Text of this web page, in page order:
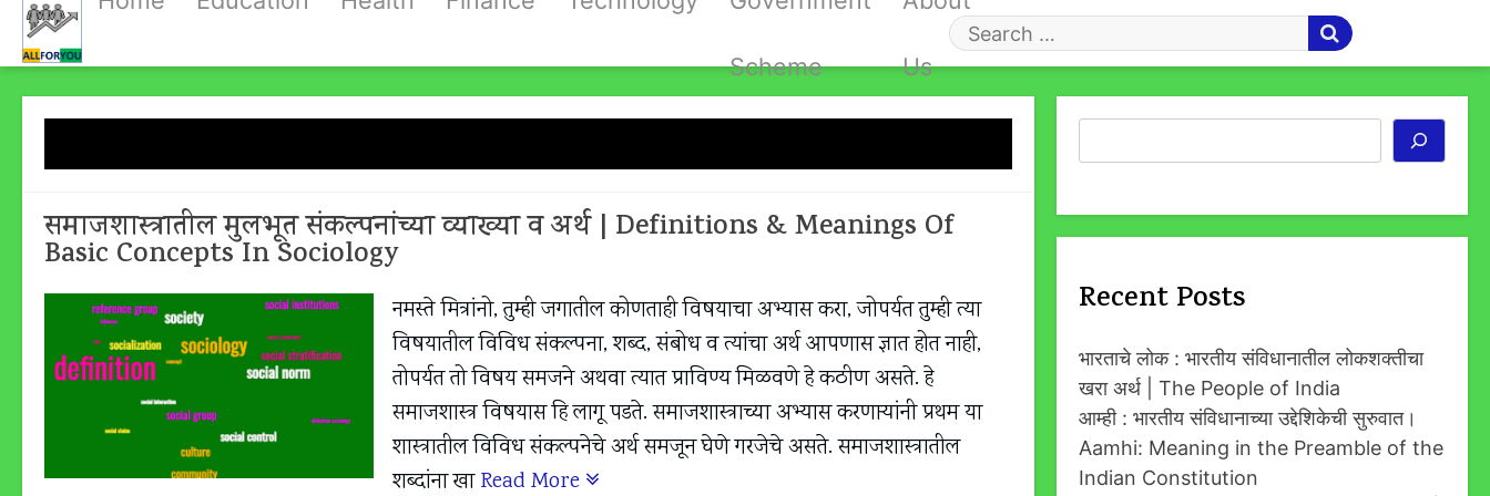
Skip
content
Scheme Us
Search
समाजशास्त्रातील मुलभूत संकल्पनांच्या व्याख्या व अर्थ | Definitions & Meanings Of
Basic Concepts In Sociology
नमस्ते मित्रांनो, तुम्ही जगातील कोणताही विषयाचा अभ्यास करा, जोपर्यत तुम्ही त्या
विषयातील विविध संकल्पना, शब्द, संबोध व त्यांचा अर्थ आपणास ज्ञात होत नाही,
तोपर्यत तो विषय समजने अथवा त्यात प्राविण्य मिळवणे हे कठीण असते. हे
समाजशास्त्र विषयास हि लागू पडते. समाजशास्त्राच्या अभ्यास करणाऱ्यांनी प्रथम या
शास्त्रातील विविध संकल्पनेचे अर्थ समजून घेणे गरजेचे असते. समाजशास्त्रातील
शब्दांना खाRead More
Recent Posts
भारताचे लोक : भारतीय संविधानातील लोकशक्तीचा
खरा अर्थ | The People of India
आम्ही : भारतीय संविधानाच्या उद्देशिकेची सुरुवात।
Aamhi: Meaning in the Preamble of the
Indian Constitution